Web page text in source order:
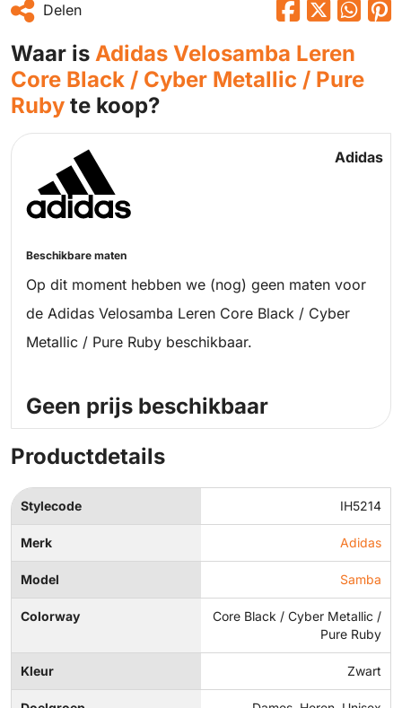
Delen
Waar is Adidas Velosamba Leren
Core Black / Cyber Metallic / Pure
Ruby te koop?
Adidas
Beschikbare maten
Op dit moment hebben we (nog) geen maten voor
de Adidas Velosamba Leren Core Black / Cyber
Metallic / Pure Ruby beschikbaar.
Geen prijs beschikbaar
Productdetails
Stylecode IH5214
Merk Adidas
Model Samba
Colorway
Core Black / Cyber Metallic /
Pure Ruby
Kleur Zwart